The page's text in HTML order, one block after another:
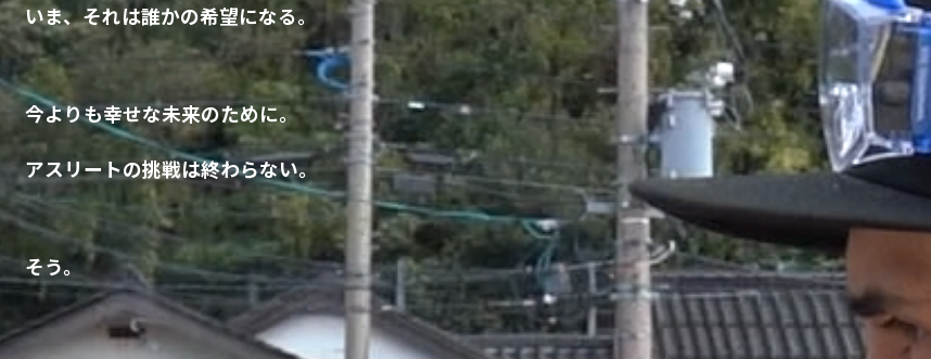
いま、それは誰かの希望になる。
今よりも幸せな未来のために。
アスリートの挑戦は終わらない。
そう。